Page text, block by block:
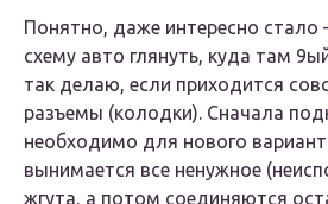
Понятно, даже интересно
схему авто глянуть, куда там
так делаю, если приходится
разъемы (колодки). Сначала
необходимо для нового
вынимается все ненужное
жгута, а потом соединяются